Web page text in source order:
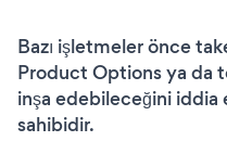
Bazı işletmeler önce
Product Options ya da
inşa edebileceğini iddia
sahibidir.